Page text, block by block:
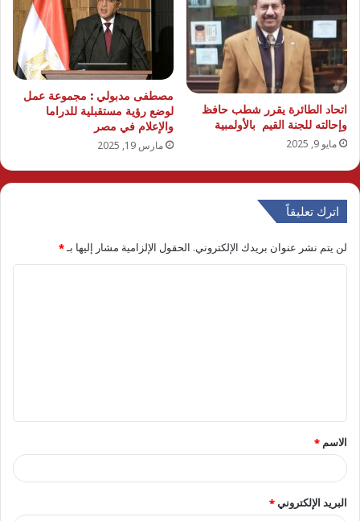
اتحاد الطائرة يقرر شطب حافظ
وإحالته للجنة القيم بالأولمبية
مايو 9, 2025
مصطفى مدبولي : مجموعة عمل
لوضع رؤية مستقبلية للدراما
والإعلام في مصر
مارس 19, 2025
اترك تعليقاً
لن يتم نشر عنوان بريدك الإلكتروني. الحقول الإلزامية مشار إليها بـ*
ق
*
الاسم *
البريد الإلكتروني*